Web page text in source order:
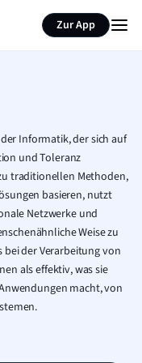
Zur App
Informatik, der sich auf
und Toleranz
traditionellen Methoden,
basieren, nutzt
Netzwerke und
Weise zu
bei der Verarbeitung von
als effektiv, was sie
macht, von